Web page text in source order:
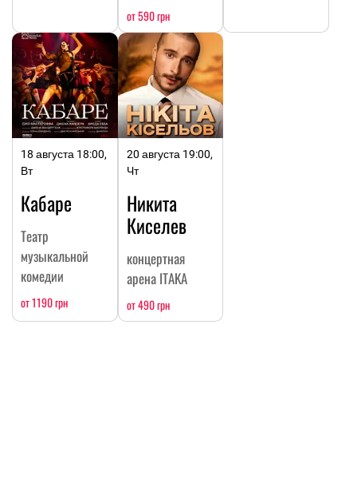
от 590 грн
18 августа 18:00,
Вт
Кабаре
Театр
музыкальной
комедии
от 1190 грн
20 августа 19:00,
Чт
Никита
Киселев
концертная
арена ITAKA
от 490 грн